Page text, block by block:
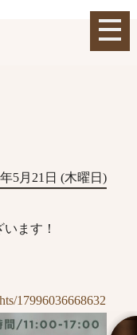
5月21日 (木曜日)
ます！
17996036668632529/